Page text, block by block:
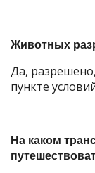
Животных
Да,
пункте
На каком